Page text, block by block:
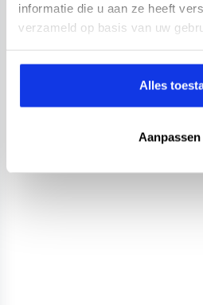
informatie die u aan ze heeft
verzameld op basis van uw
Alles
Aanpassen